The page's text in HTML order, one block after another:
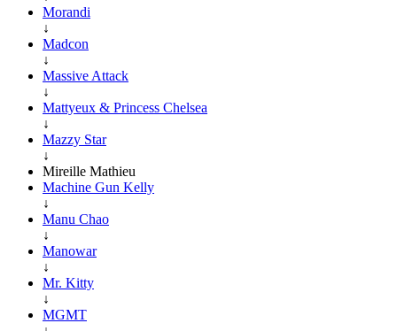
Morandi
↓
Madcon
↓
Massive Attack
↓
Mattyeux & Princess Chelsea
↓
Mazzy Star
↓
Mireille Mathieu
Machine Gun Kelly
↓
Manu Chao
↓
Manowar
↓
Mr. Kitty
↓
MGMT